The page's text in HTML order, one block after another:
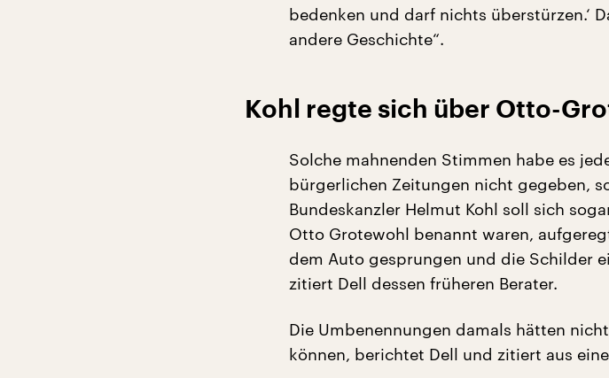
bedenken und darf nichts überstürzen.‘
andere Geschichte“.
Kohl regte sich über Otto-
Solche mahnenden Stimmen habe es
bürgerlichen Zeitungen nicht gegeben,
Bundeskanzler Helmut Kohl soll sich
Otto Grotewohl benannt waren,
dem Auto gesprungen und die Schilder
zitiert Dell dessen früheren Berater.
Die Umbenennungen damals hätten
können, berichtet Dell und zitiert aus